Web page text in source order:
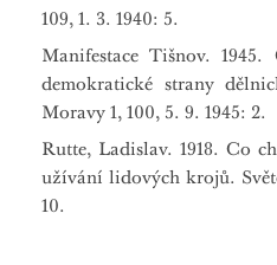
109, 1. 3. 1940: 5.
Manifestace Tišnov.
demokratické strany
Moravy 1, 100, 5. 9. 1945: 2.
Rutte, Ladislav. 1918. Co
užívání lidových krojů.
10.